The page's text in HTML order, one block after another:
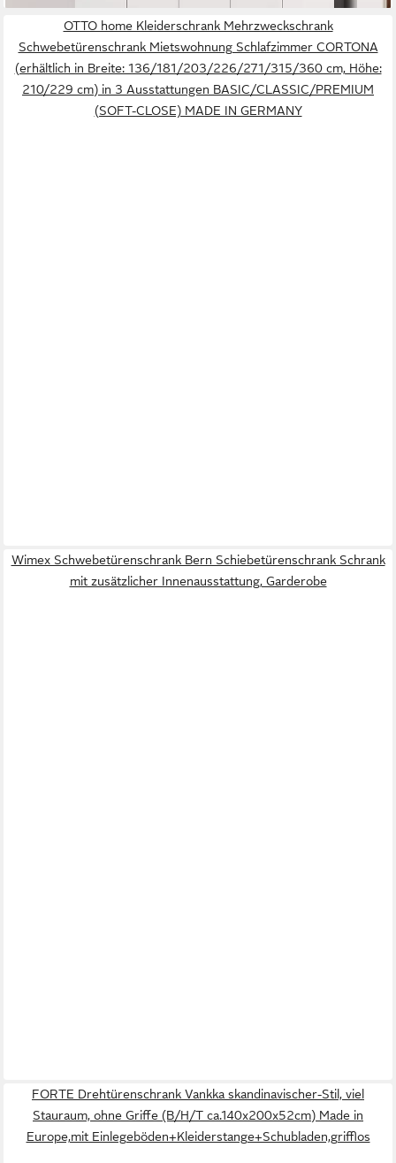
OTTO home Kleiderschrank Mehrzweckschrank
Schwebetürenschrank Mietswohnung Schlafzimmer CORTONA
(erhältlich in Breite: 136/181/203/226/271/315/360 cm, Höhe:
210/229 cm) in 3 Ausstattungen BASIC/CLASSIC/PREMIUM
(SOFT-CLOSE) MADE IN GERMANY
Wimex Schwebetürenschrank Bern Schiebetürenschrank Schrank
mit zusätzlicher Innenausstattung, Garderobe
FORTE Drehtürenschrank Vankka skandinavischer-Stil, viel
Stauraum, ohne Griffe (B/H/T ca.140x200x52cm) Made in
Europe,mit Einlegeböden+Kleiderstange+Schubladen,grifflos